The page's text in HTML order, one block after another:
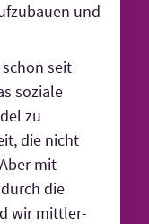
und
seit
soziale
zu
die nicht
mit
die
wir mittler­